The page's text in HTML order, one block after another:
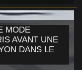
MODE
AVANT UNE
DANS LE